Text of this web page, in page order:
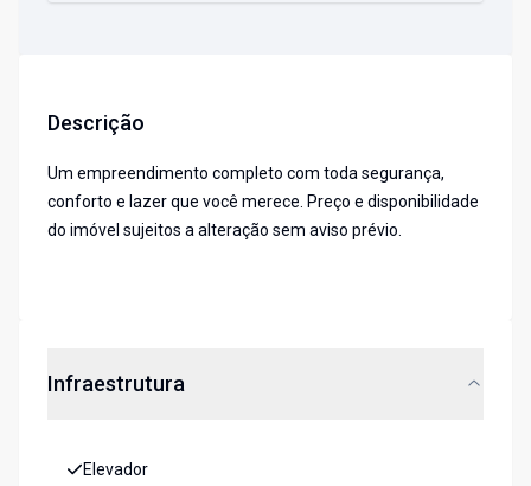
Descrição
Um empreendimento completo com toda segurança,
conforto e lazer que você merece. Preço e disponibilidade
do imóvel sujeitos a alteração sem aviso prévio.
Infraestrutura
Elevador